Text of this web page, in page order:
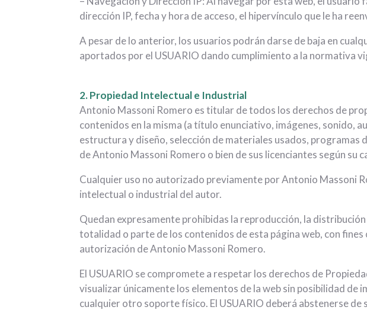
dirección IP, fecha y hora de acceso, el hipervínculo que le ha
A pesar de lo anterior, los usuarios podrán darse de baja en
aportados por el USUARIO dando cumplimiento a la normativa
2. Propiedad Intelectual e Industrial
Antonio Massoni Romero es titular de todos los derechos de
contenidos en la misma (a título enunciativo, imágenes, sonido,
estructura y diseño, selección de materiales usados,
de Antonio Massoni Romero o bien de sus licenciantes según su
Cualquier uso no autorizado previamente por Antonio Massoni
intelectual o industrial del autor.
Quedan expresamente prohibidas la reproducción, la
totalidad o parte de los contenidos de esta página web, con
autorización de Antonio Massoni Romero.
El USUARIO se compromete a respetar los derechos de
visualizar únicamente los elementos de la web sin posibilidad
cualquier otro soporte físico. El USUARIO deberá abstenerse